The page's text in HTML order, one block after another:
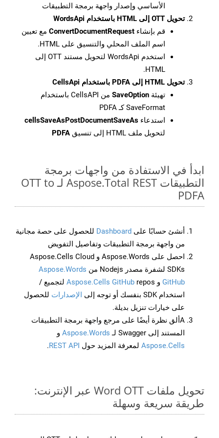
الأساسي وإصدار واجهة برمجة التطبيقات
تحويل OTT إلى HTML باستخدام WordsApi
قم بإنشاء ConvertDocumentRequest مع تعيين
اسم الملف المحلي والتنسيق على HTML.
استخدم WordsApi لتحويل مستند OTT إلى
HTML.
تحويل HTML إلى PDFA باستخدام CellsApi
تهيئة SaveOption
من CellsAPI باستخدام
SaveFormat كـ PDFA
استدعاء cellsSaveAsPostDocumentSaveAs
لتحويل ملف HTML إلى تنسيق
PDFA
ابدأ في الاستفادة من واجهات برمجة
التطبيقات Aspose.Total REST لـ OTT to
PDFA
أنشئ حسابًا على Dashboard للحصول على حصة مجانية
من واجهة برمجة التطبيقات وتفاصيل التفويض
احصل على Aspose.Words و Aspose.Cells Cloud
SDKs لشفرة مصدر Nodejs من
Aspose.Words
GitHub و Aspose.Cells GitHub repos لتجميع /
استخدام SDK بنفسك أو توجه إلى
الإصدارات للحصول
على خيارات تنزيل بديلة.
Aألق نظرة أيضًا على مرجع واجهة برمجة التطبيقات
المستند إلى Swagger لـ
Aspose.Words و
Aspose.Cells لمعرفة المزيد حول REST API
.
تحويل ملفات Word OTT عبر الإنترنت:
طريقة سريعة وسهلة